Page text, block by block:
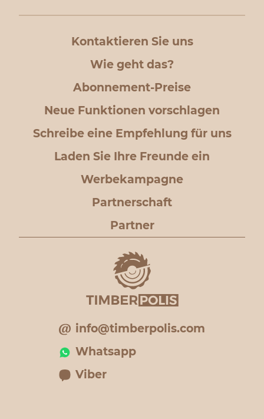
Kontaktieren Sie uns
Wie geht das?
Abonnement-Preise
Neue Funktionen vorschlagen
Schreibe eine Empfehlung für uns
Laden Sie Ihre Freunde ein
Werbekampagne
Partnerschaft
Partner
info@timberpolis.com
Whatsapp
Viber